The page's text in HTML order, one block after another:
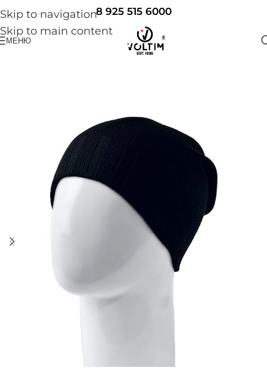
Skip to navigation
Skip to main content
8 925 515 6000
МЕНЮ